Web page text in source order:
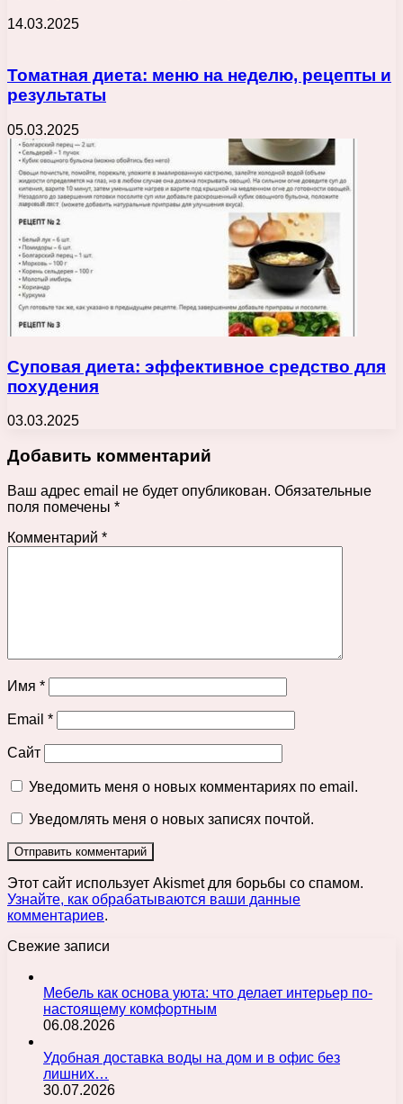
14.03.2025
Томатная диета: меню на неделю, рецепты и
результаты
05.03.2025
Суповая диета: эффективное средство для
похудения
03.03.2025
Добавить комментарий
Ваш адрес email не будет опубликован. Обязательные
поля помечены *
Комментарий *
Имя *
Email *
Сайт
Уведомить меня о новых комментариях по email.
Уведомлять меня о новых записях почтой.
Этот сайт использует Akismet для борьбы со спамом.
Узнайте, как обрабатываются ваши данные
комментариев.
Свежие записи
Мебель как основа уюта: что делает интерьер по-
настоящему комфортным
06.08.2026
Удобная доставка воды на дом и в офис без
лишних…
30.07.2026